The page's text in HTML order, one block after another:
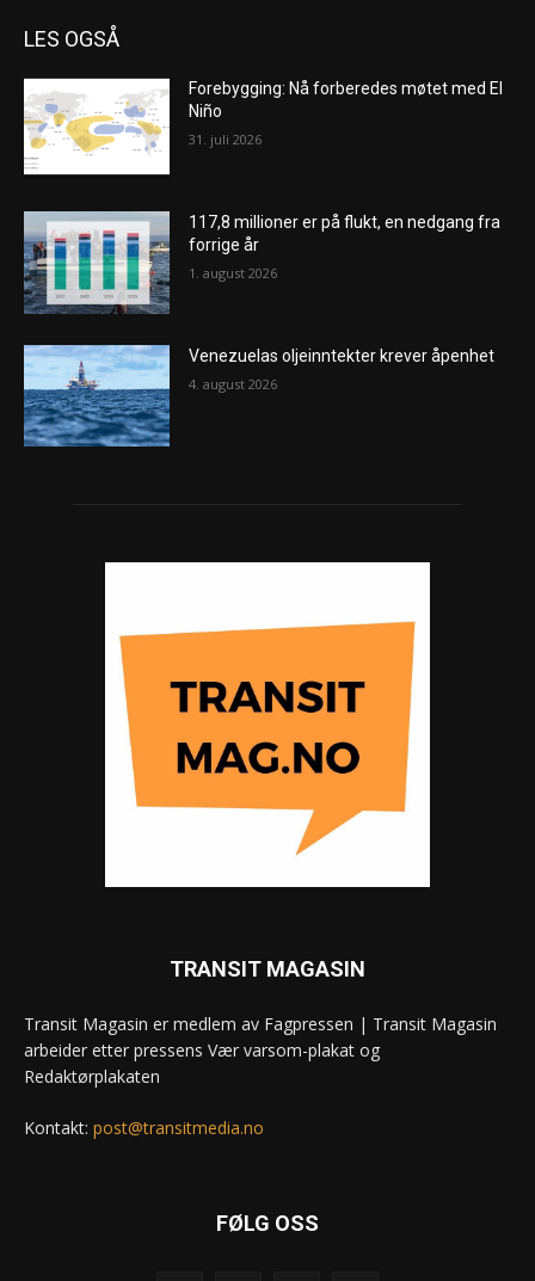
LES OGSÅ
Forebygging: Nå forberedes møtet med El
Niño
31. juli 2026
117,8 millioner er på flukt, en nedgang fra
forrige år
1. august 2026
Venezuelas oljeinntekter krever åpenhet
4. august 2026
TRANSIT MAGASIN
Transit Magasin er medlem av Fagpressen | Transit Magasin
arbeider etter pressens Vær varsom-plakat og
Redaktørplakaten
Kontakt: post@transitmedia.no
FØLG OSS